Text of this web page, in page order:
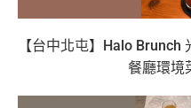
【台中北屯】Halo Brunch
餐廳環境